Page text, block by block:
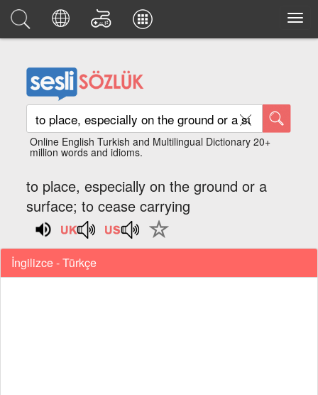
Online English Turkish and Multilingual Dictionary 20+
million words and idioms.
to place, especially on the ground or a
surface; to cease carrying
İngilizce - Türkçe